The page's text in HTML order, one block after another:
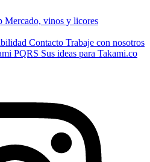
Mercado, vinos y licores
Contacto Trabaje con nosotros
PQRS Sus ideas para Takami.co